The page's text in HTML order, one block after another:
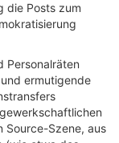
die Posts zum
Personalräten
ermutigende
Source-Szene, aus